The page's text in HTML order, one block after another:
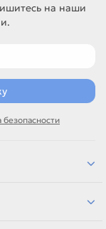
KX-FL501 /
KX-
402.
и
на наши
безопасности